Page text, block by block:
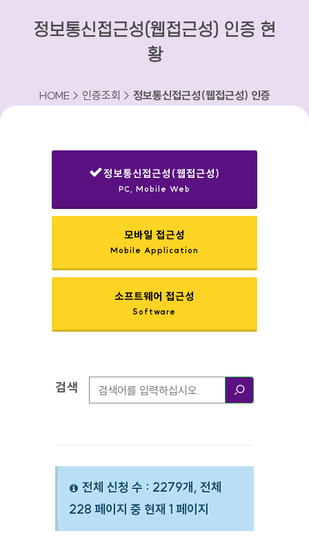
정보통신접근성(웹접근성) 인증 현
황
HOME > 인증조회 > 정보통신접근성(웹접근성) 인증
정보통신접근성(웹접근성)
PC, Mobile Web
모바일 접근성
Mobile Application
소프트웨어 접근성
Software
검색옵션
검색
전체 신청 수 : 2279개, 전체
228 페이지 중 현재 1 페이지